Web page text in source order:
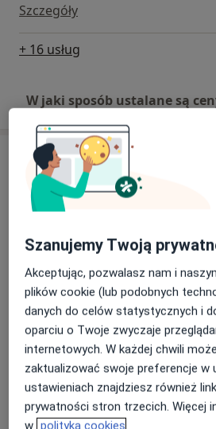
Szczegóły
+ 16 usług
W jaki sposób ustalane są
Adres
Specjalistyczny Gabinet
Dermatologii Estetycznej.
Powiększ
Dostępność
W tym gabinecie nie można
internet
Co mam zrobić w tej sytuacji?
Szanujemy Twoją
Akceptując, pozwalasz nam i
plików cookie (lub podobnych
danych do celów statystycznych i
oparciu o Twoje zwyczaje
internetowych. W każdej chwili
zaktualizować swoje preferencje w
ustawieniach znajdziesz również
prywatności stron trzecich. Więcej
w polityka cookies